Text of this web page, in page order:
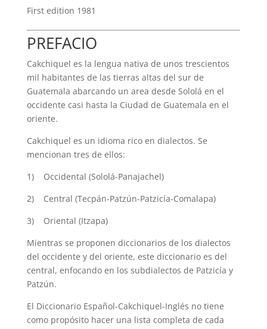
First edition 1981
PREFACIO
Cakchiquel es la lengua nativa de unos trescientos
mil habitantes de las tierras altas del sur de
Guatemala abarcando un area desde Sololá en el
occidente casi hasta la Ciudad de Guatemala en el
oriente.
Cakchiquel es un idioma rico en dialectos. Se
mencionan tres de ellos:
1) Occidental (Sololá-Panajachel)
2) Central (Tecpán-Patzún-Patzicía-Comalapa)
3) Oriental (Itzapa)
Mientras se proponen diccionarios de los dialectos
del occidente y del oriente, este diccionario es del
central, enfocando en los subdialectos de Patzicía y
Patzún.
El Diccionario Español-Cakchiquel-Inglés no tiene
como propósito hacer una lista completa de cada